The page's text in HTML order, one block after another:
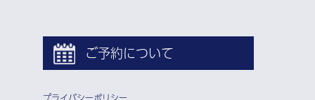
ご予約について